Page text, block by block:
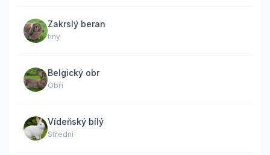
Zakrslý beran
tiny
Belgický obr
Obří
Vídeňský bílý
Střední